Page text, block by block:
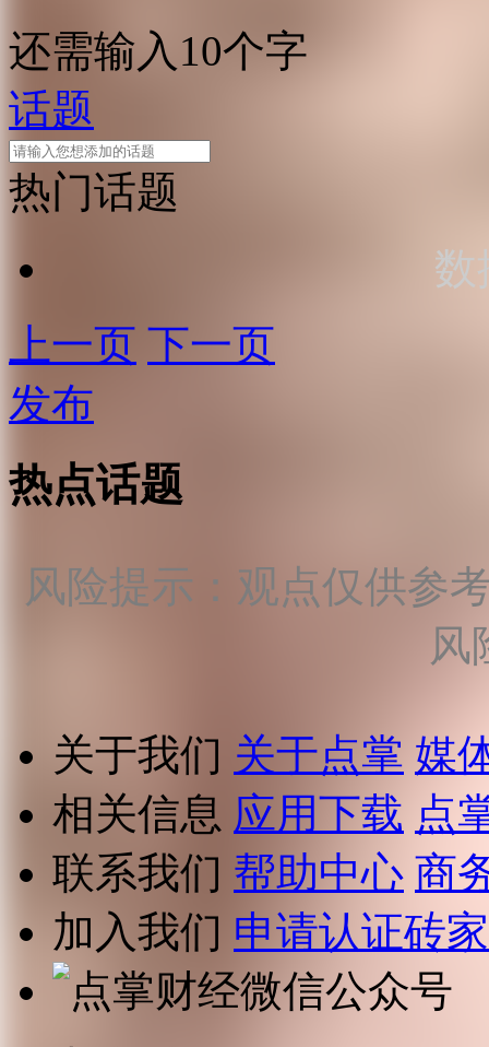
还需输入10个字
话题
热门话题
数
上一页 下一页
发布
热点话题
风险提示：观点仅供参
风
关于我们 关于点掌 媒
相关信息 应用下载 点
联系我们 帮助中心 商
加入我们 申请认证砖家